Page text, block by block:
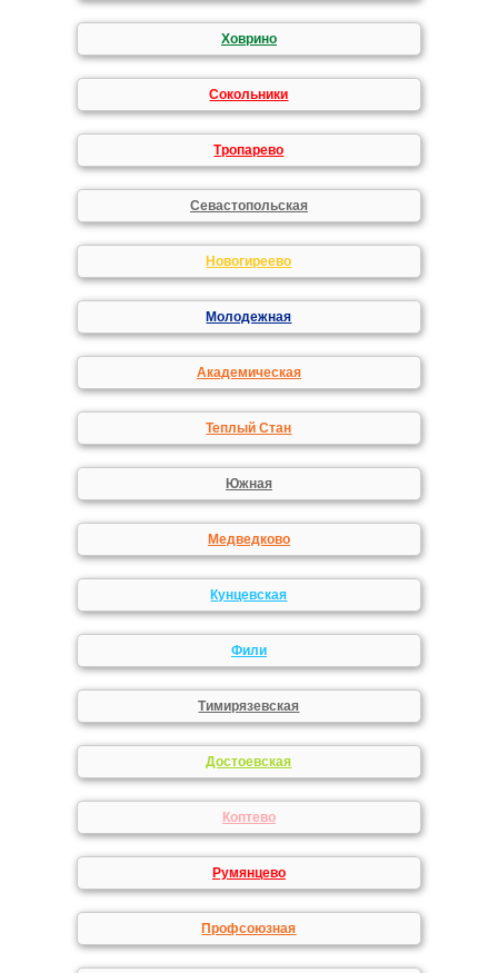
Ховрино
Сокольники
Тропарево
Севастопольская
Новогиреево
Молодежная
Академическая
Теплый Стан
Южная
Медведково
Кунцевская
Фили
Тимирязевская
Достоевская
Коптево
Румянцево
Профсоюзная